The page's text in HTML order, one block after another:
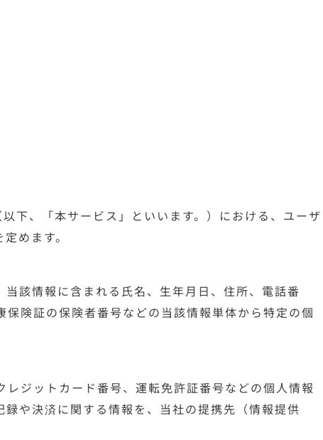
下、「本サービス」といいます。）における、ユーザ
めます。
該情報に含まれる氏名、生年月日、住所、電話番
険証の保険者番号などの当該情報単体から特定の個
ジットカード番号、運転免許証番号などの個人情報
や決済に関する情報を、当社の提携先（情報提供